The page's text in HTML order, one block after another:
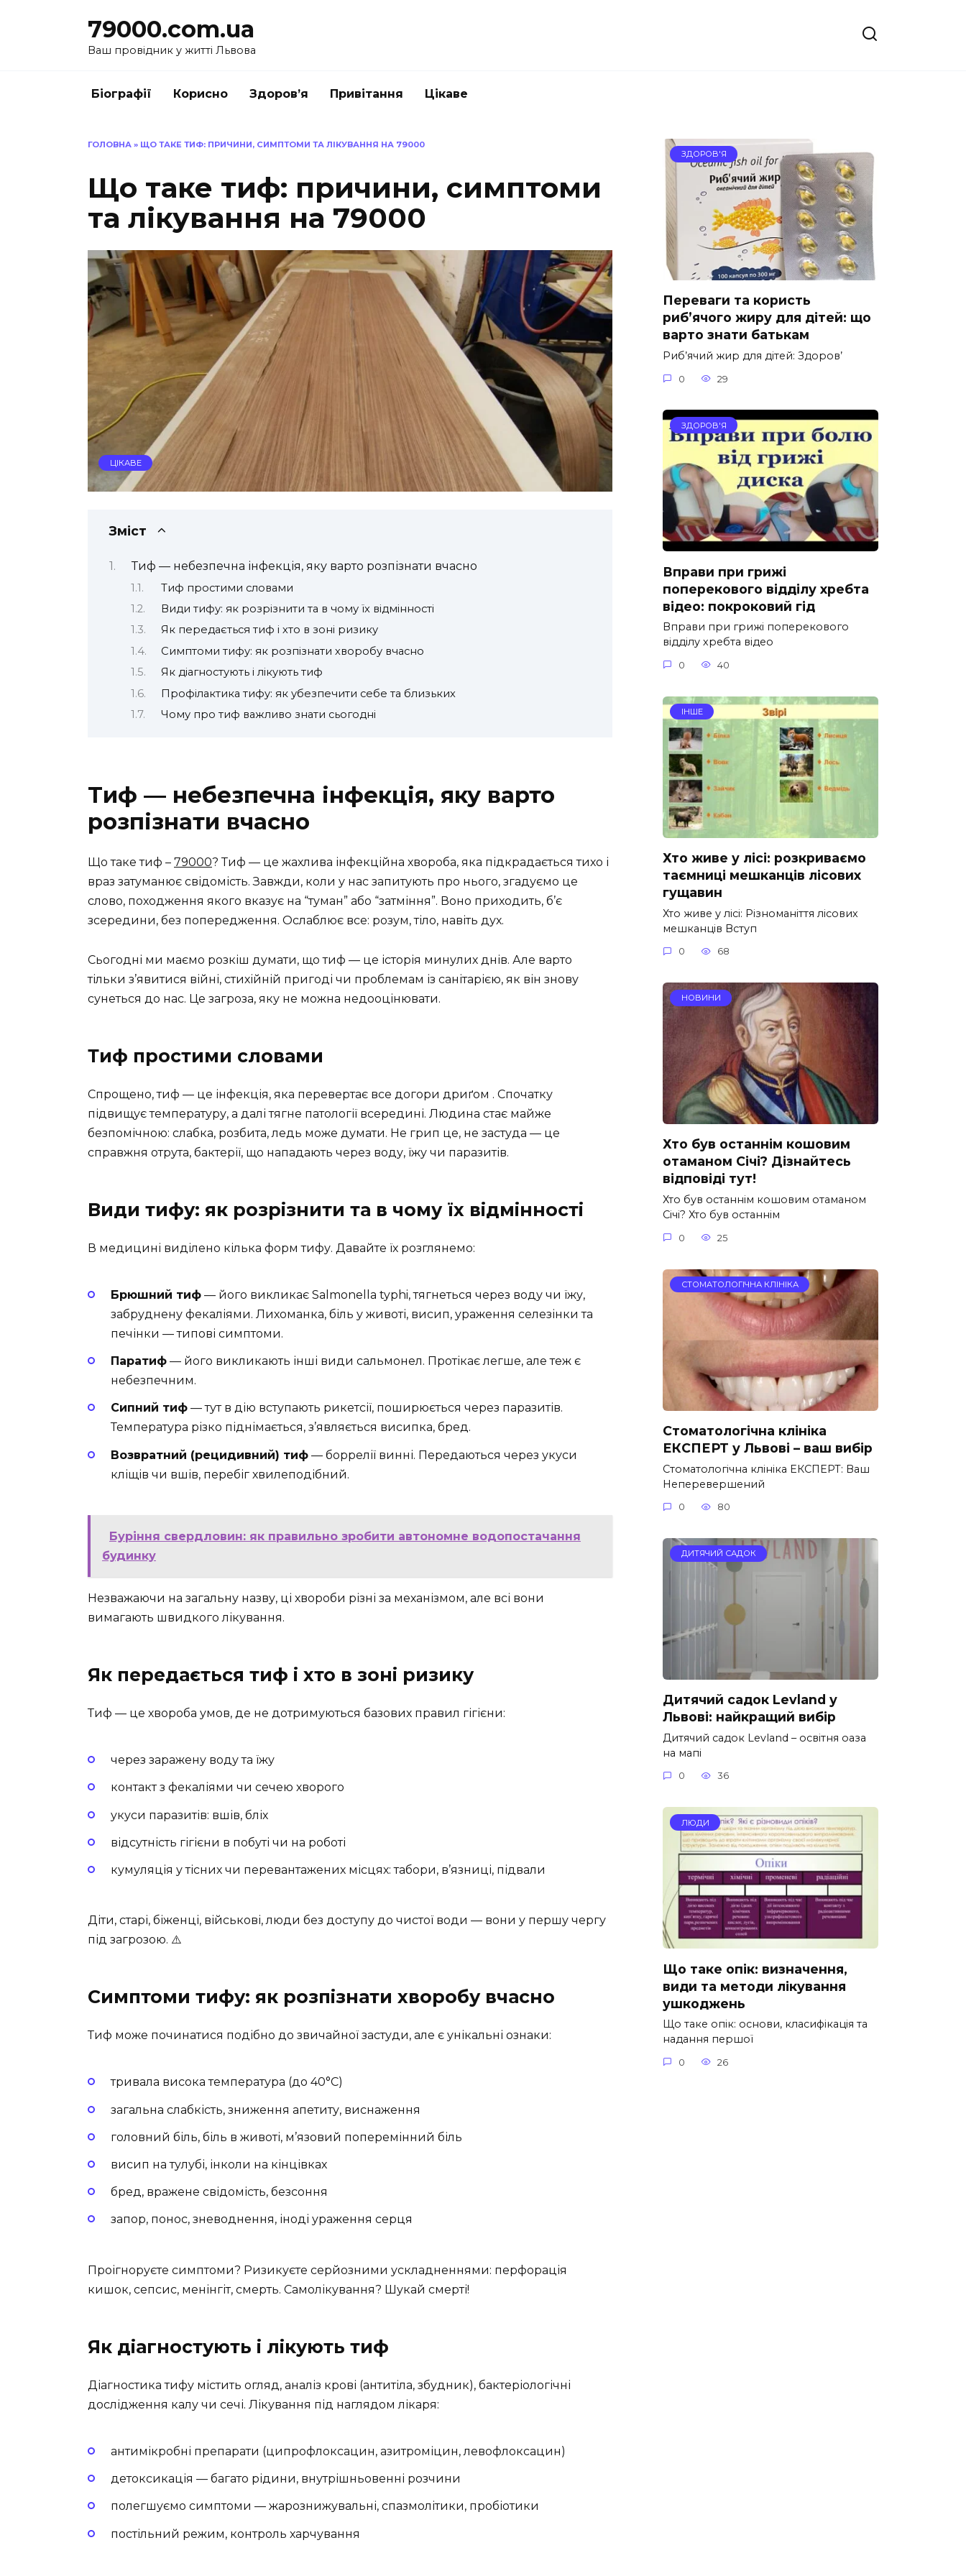
79000.com.ua
Ваш провідник у житті Львова
Біографії Корисно Здоров’я Привітання Цікаве
ГОЛОВНА » ЩО ТАКЕ ТИФ: ПРИЧИНИ, СИМПТОМИ ТА ЛІКУВАННЯ НА 79000
Що таке тиф: причини, симптоми
та лікування на 79000
ЦІКАВЕ
Зміст
Тиф — небезпечна інфекція, яку варто розпізнати вчасно
Тиф простими словами
Види тифу: як розрізнити та в чому їх відмінності
Як передається тиф і хто в зоні ризику
Симптоми тифу: як розпізнати хворобу вчасно
Як діагностують і лікують тиф
Профілактика тифу: як убезпечити себе та близьких
Чому про тиф важливо знати сьогодні
Тиф — небезпечна інфекція, яку варто
розпізнати вчасно
Що таке тиф – 79000? Тиф — це жахлива інфекційна хвороба, яка підкрадається тихо і
враз затуманює свідомість. Завжди, коли у нас запитують про нього, згадуємо це
слово, походження якого вказує на “туман” або “затміння”. Воно приходить, б’є
зсередини, без попередження. Ослаблює все: розум, тіло, навіть дух.
Сьогодні ми маємо розкіш думати, що тиф — це історія минулих днів. Але варто
тільки з’явитися війні, стихійній пригоді чи проблемам із санітарією, як він знову
сунеться до нас. Це загроза, яку не можна недооцінювати.
Тиф простими словами
Спрощено, тиф — це інфекція, яка перевертає все догори дриґом . Спочатку
підвищує температуру, а далі тягне патології всередині. Людина стає майже
безпомічною: слабка, розбита, ледь може думати. Не грип це, не застуда — це
справжня отрута, бактерії, що нападають через воду, їжу чи паразитів.
Види тифу: як розрізнити та в чому їх відмінності
В медицині виділено кілька форм тифу. Давайте їх розглянемо:
Брюшний тиф — його викликає Salmonella typhi, тягнеться через воду чи їжу,
забруднену фекаліями. Лихоманка, біль у животі, висип, ураження селезінки та
печінки — типові симптоми.
Паратиф — його викликають інші види сальмонел. Протікає легше, але теж є
небезпечним.
Сипний тиф — тут в дію вступають рикетсії, поширюється через паразитів.
Температура різко піднімається, з’являється висипка, бред.
Возвратний (рецидивний) тиф — боррелії винні. Передаються через укуси
кліщів чи вшів, перебіг хвилеподібний.
Буріння свердловин: як правильно зробити автономне водопостачання
будинку
Незважаючи на загальну назву, ці хвороби різні за механізмом, але всі вони
вимагають швидкого лікування.
Як передається тиф і хто в зоні ризику
Тиф — це хвороба умов, де не дотримуються базових правил гігієни:
через заражену воду та їжу
контакт з фекаліями чи сечею хворого
укуси паразитів: вшів, бліх
відсутність гігієни в побуті чи на роботі
кумуляція у тісних чи перевантажених місцях: табори, в’язниці, підвали
Діти, старі, біженці, військові, люди без доступу до чистої води — вони у першу чергу
під загрозою. ⚠️
Симптоми тифу: як розпізнати хворобу вчасно
Тиф може починатися подібно до звичайної застуди, але є унікальні ознаки:
тривала висока температура (до 40°C)
загальна слабкість, зниження апетиту, виснаження
головний біль, біль в животі, м’язовий поперемінний біль
висип на тулубі, інколи на кінцівках
бред, вражене свідомість, безсоння
запор, понос, зневоднення, іноді ураження серця
Проігноруєте симптоми? Ризикуєте серйозними ускладненнями: перфорація
кишок, сепсис, менінгіт, смерть. Самолікування? Шукай смерті!
Як діагностують і лікують тиф
Діагностика тифу містить огляд, аналіз крові (антитіла, збудник), бактеріологічні
дослідження калу чи сечі. Лікування під наглядом лікаря:
антимікробні препарати (ципрофлоксацин, азитроміцин, левофлоксацин)
детоксикація — багато рідини, внутрішньовенні розчини
полегшуємо симптоми — жарознижувальні, спазмолітики, пробіотики
постільний режим, контроль харчування
ЗДОРОВ'Я
Переваги та користь
риб’ячого жиру для дітей: що
варто знати батькам
Риб’ячий жир для дітей: Здоров’
0 29
ЗДОРОВ'Я
Вправи при грижі
поперекового відділу хребта
відео: покроковий гід
Вправи при грижі поперекового
відділу хребта відео
0 40
ІНШЕ
Хто живе у лісі: розкриваємо
таємниці мешканців лісових
гущавин
Хто живе у лісі: Різноманіття лісових
мешканців Вступ
0 68
НОВИНИ
Хто був останнім кошовим
отаманом Січі? Дізнайтесь
відповіді тут!
Хто був останнім кошовим отаманом
Січі? Хто був останнім
0 25
СТОМАТОЛОГІЧНА КЛІНІКА
Стоматологічна клініка
ЕКСПЕРТ у Львові – ваш вибір
Стоматологічна клініка ЕКСПЕРТ: Ваш
Неперевершений
0 80
ДИТЯЧИЙ САДОК
Дитячий садок Levland у
Львові: найкращий вибір
Дитячий садок Levland – освітня оаза
на мапі
0 36
ЛЮДИ
Що таке опік: визначення,
види та методи лікування
ушкоджень
Що таке опік: основи, класифікація та
надання першої
0 26